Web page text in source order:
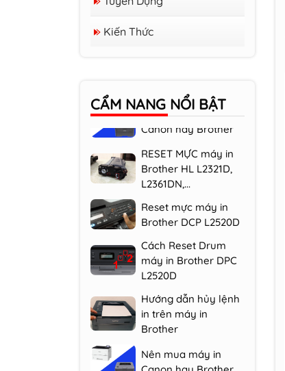
Kiến Thức
CẨM NANG NỔI BẬT
Hướng dẫn hủy lệnh
Canon hay Brother
Brother HL L2321D,
L2361DN,...
Reset mực máy in
Brother DCP L2520D
Cách Reset Drum
máy in Brother DPC
L2520D
Hướng dẫn hủy lệnh
in trên máy in
Brother
Nên mua máy in
RESET MỰC máy in